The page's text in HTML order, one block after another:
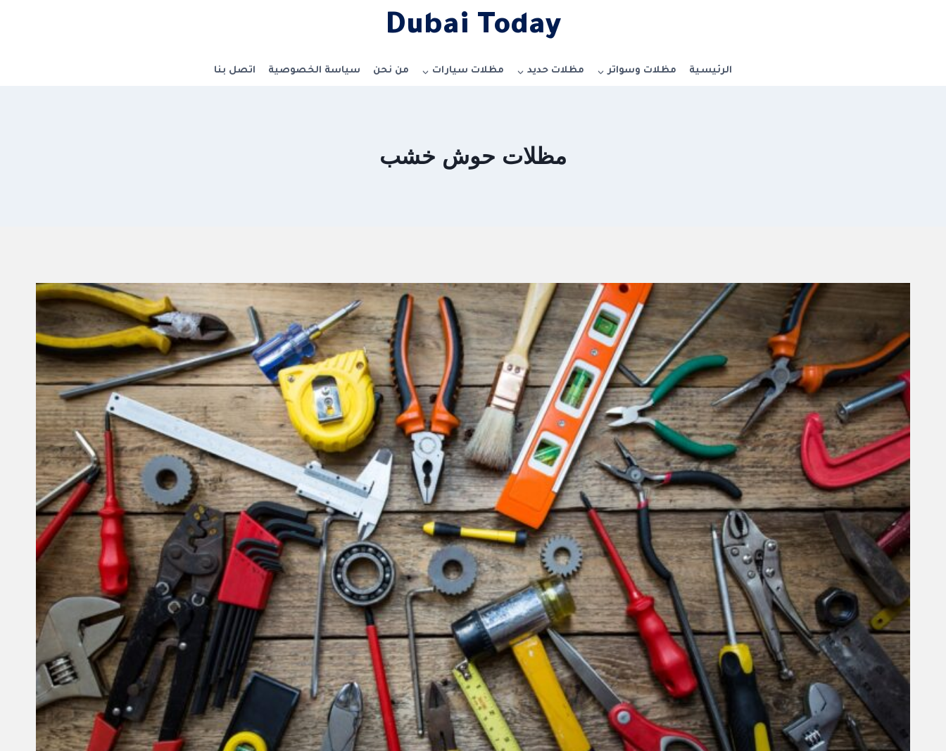
Dubai Today
الرئيسية مظلات وسواتر مظلات حديد مظلات سيارات من نحن سياسة الخصوصية اتصل بنا
مظلات حوش خشب